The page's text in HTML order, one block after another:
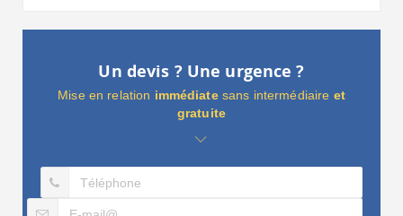
Un devis ? Une urgence ?
Mise en relation immédiatesans intermédiaire et
gratuite